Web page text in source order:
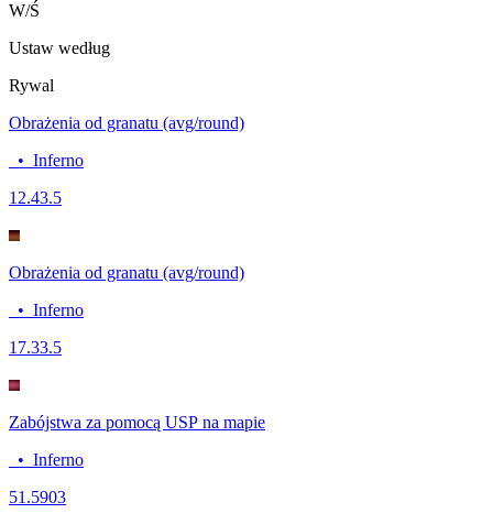
W/Ś
Ustaw według
Rywal
Obrażenia od granatu (avg/round)
• Inferno
12.43.5
Obrażenia od granatu (avg/round)
• Inferno
17.33.5
Zabójstwa za pomocą USP na mapie
• Inferno
51.5903